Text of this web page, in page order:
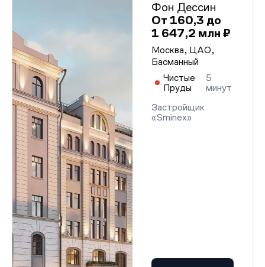
Фон Дессин
От 160,3 до
1 647,2 млн ₽
Москва, ЦАО,
Басманный
Чистые
Пруды
5
минут
Застройщик
«Sminex»